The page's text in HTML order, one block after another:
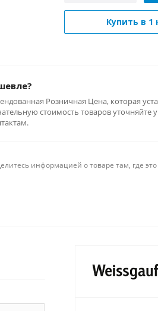
Купить в 1
Розничная Цена, которая
стоимость товаров уточняйте
информацией о товаре там, где